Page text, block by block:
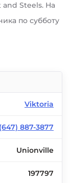
Steels. На
по субботу
Viktoria
(647) 887-3877
Unionville
197797